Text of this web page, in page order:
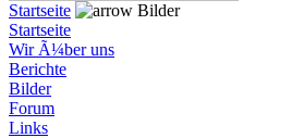
Startseite
Bilder
Startseite
Wir Ã¼ber uns
Berichte
Bilder
Forum
Links